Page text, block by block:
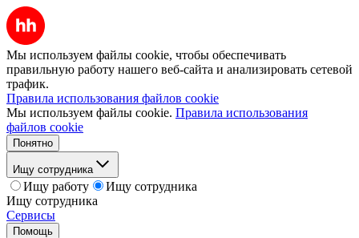
Мы используем файлы cookie, чтобы обеспечивать
правильную работу нашего веб-сайта и анализировать сетевой
трафик.
Правила использования файлов cookie
Мы используем файлы cookie. Правила использования
файлов cookie
Понятно
Ищу сотрудника
Ищу работу
Ищу сотрудника
Ищу сотрудника
Сервисы
Помощь